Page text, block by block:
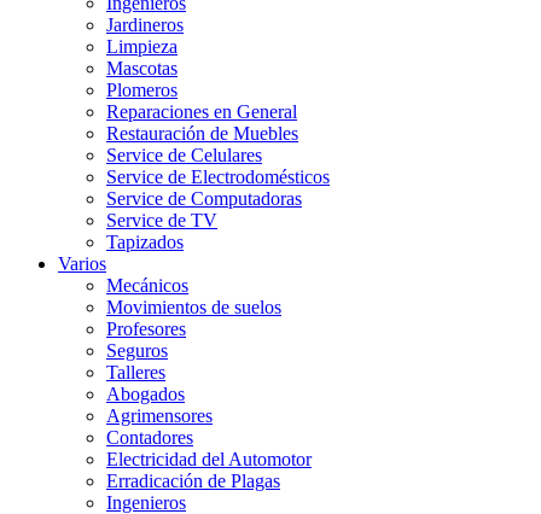
Jardineros
Limpieza
Mascotas
Plomeros
Reparaciones en General
Restauración de Muebles
Service de Celulares
Service de Electrodomésticos
Service de Computadoras
Service de TV
Tapizados
Varios
Mecánicos
Movimientos de suelos
Profesores
Seguros
Talleres
Abogados
Agrimensores
Contadores
Electricidad del Automotor
Erradicación de Plagas
Ingenieros